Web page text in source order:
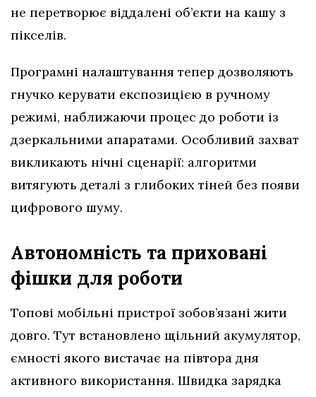
не перетворює віддалені об’єкти на кашу з
пікселів.
Програмні налаштування тепер дозволяють
гнучко керувати експозицією в ручному
режимі, наближаючи процес до роботи із
дзеркальними апаратами. Особливий захват
викликають нічні сценарії: алгоритми
витягують деталі з глибоких тіней без появи
цифрового шуму.
Автономність та приховані
фішки для роботи
Топові мобільні пристрої зобов’язані жити
довго. Тут встановлено щільний акумулятор,
ємності якого вистачає на півтора дня
активного використання. Швидка зарядка